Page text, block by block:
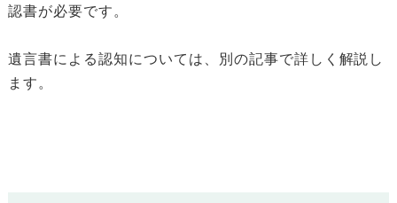
認書が必要です。
遺言書による認知については、別の記事で詳しく解説し
ます。